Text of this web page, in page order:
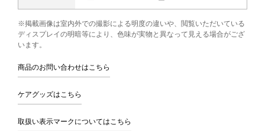
※掲載画像は室内外での撮影による明度の違いや、閲覧いただいている
ディスプレイの明暗等により、色味が実物と異なって見える場合がござ
います。
商品のお問い合わせはこちら
ケアグッズはこちら
取扱い表示マークについてはこちら